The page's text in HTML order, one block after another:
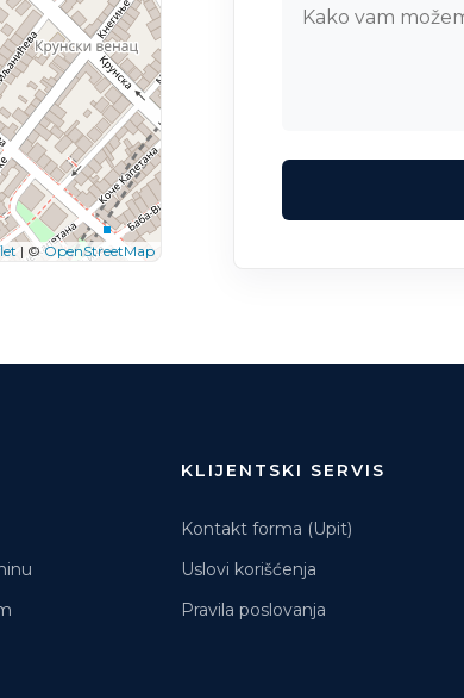
| ©OpenStreetMap
KLIJENTSKI SERVIS
Kontakt forma (Upit)
Uslovi korišćenja
Pravila poslovanja